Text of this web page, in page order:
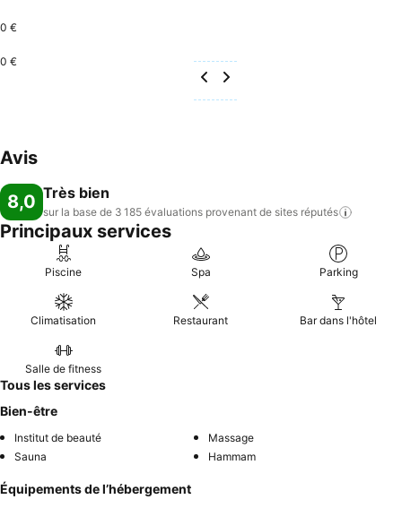
0 €
0 €
Avis
8,0 Très bien
sur la base de 3 185 évaluations provenant de sites réputés
Principaux services
Piscine Spa Parking
Climatisation Restaurant Bar dans l'hôtel
Salle de fitness
Tous les services
Bien-être
Institut de beauté
Massage
Sauna
Hammam
Équipements de l’hébergement